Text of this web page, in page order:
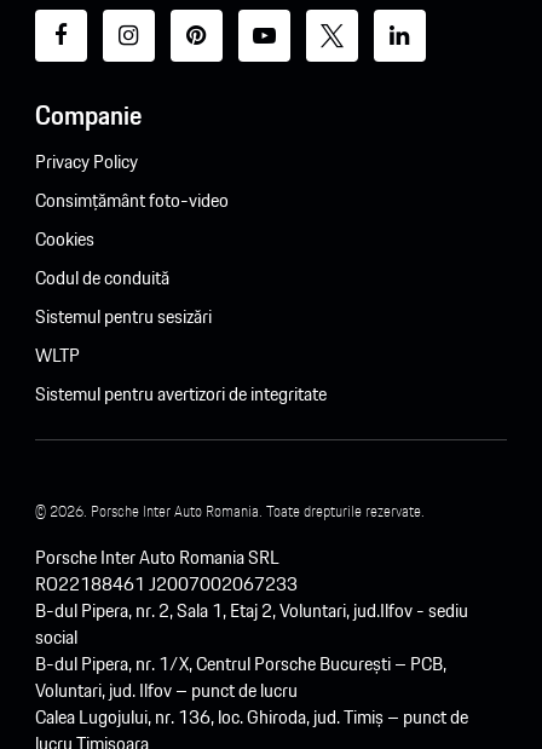
Companie
Privacy Policy
Consimțământ foto-video
Cookies
Codul de conduită
Sistemul pentru sesizări
WLTP
Sistemul pentru avertizori de integritate
© 2026. Porsche Inter Auto Romania. Toate drepturile rezervate.
Porsche Inter Auto Romania SRL
RO22188461 J2007002067233
B-dul Pipera, nr. 2, Sala 1, Etaj 2, Voluntari, jud.Ilfov - sediu
social
B-dul Pipera, nr. 1/X, Centrul Porsche București – PCB,
Voluntari, jud. Ilfov – punct de lucru
Calea Lugojului, nr. 136, loc. Ghiroda, jud. Timiș – punct de